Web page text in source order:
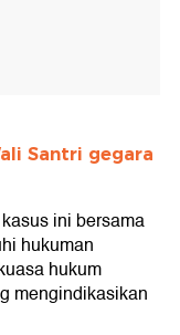
Santri gegara
ini bersama
hukuman
hukum
mengindikasikan